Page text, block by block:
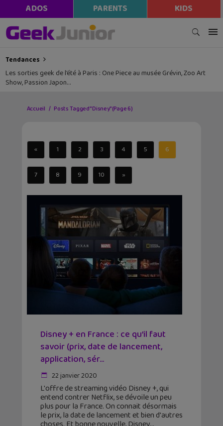
ADOS PARENTS KIDS
Tendances
Les sorties geek de l’été à Paris : One Piece au musée Grévin, Zoo Art
Show, Passion Japon…
Accueil Posts Tagged "Disney"(Page 6)
« 1 2 3 4 5 6
7 8 9 10 »
Disney + en France : ce qu’il faut
savoir (prix, date de lancement,
application, sér...
22 janvier 2020
L'offre de streaming vidéo Disney +, qui
entend contrer Netflix, se dévoile un peu
plus pour la France. On connait désormais
le prix, la date de lancement et bien d'autres